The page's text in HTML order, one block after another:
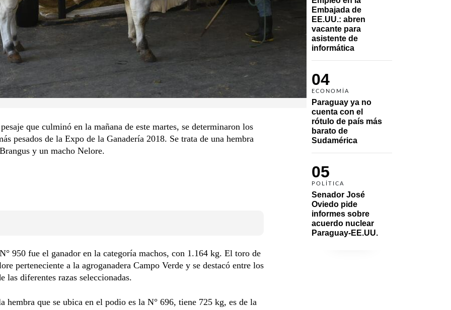
Embajada de
EE.UU.: abren
vacante para
asistente de
informática
04
ECONOMÍA
Paraguay ya no
cuenta con el
rótulo de país más
barato de
Sudamérica
05
POLÍTICA
Senador José
Oviedo pide
informes sobre
acuerdo nuclear
Paraguay-EE.UU.
que culminó en la mañana de este martes, se determinaron los
pesados de la Expo de la Ganadería 2018. Se trata de una hembra
y un macho Nelore.
950 fue el ganador en la categoría machos, con 1.164 kg. El toro de
perteneciente a la agroganadera Campo Verde y se destacó entre los
las diferentes razas seleccionadas.
hembra que se ubica en el podio es la N° 696, tiene 725 kg, es de la